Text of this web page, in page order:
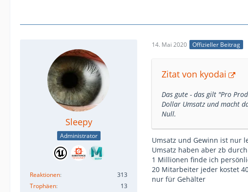
Sleepy
Administrator
Reaktionen
313
Trophäen
13
14. Mai 2020 Offizieller Beitrag
Zitat von kyodai
Das gute - das gilt "Pro
Dollar Umsatz und macht
Null.
Umsatz und Gewinn ist nur
Umsatz haben aber zb
1 Millionen finde ich
20 Mitarbeiter jeder kostet
nur für Gehälter